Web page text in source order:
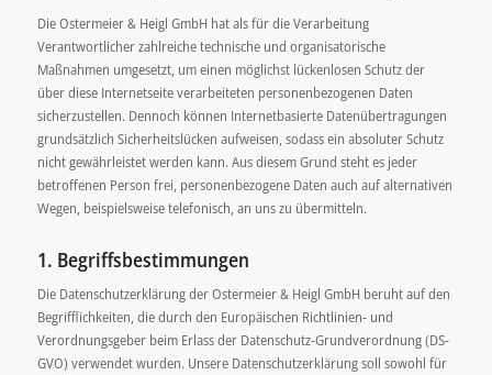
Die Ostermeier & Heigl GmbH hat als für die Verarbeitung
Verantwortlicher zahlreiche technische und organisatorische
Maßnahmen umgesetzt, um einen möglichst lückenlosen Schutz der
über diese Internetseite verarbeiteten personenbezogenen Daten
sicherzustellen. Dennoch können Internetbasierte Datenübertragungen
grundsätzlich Sicherheitslücken aufweisen, sodass ein absoluter Schutz
nicht gewährleistet werden kann. Aus diesem Grund steht es jeder
betroffenen Person frei, personenbezogene Daten auch auf alternativen
Wegen, beispielsweise telefonisch, an uns zu übermitteln.
1. Begriffsbestimmungen
Die Datenschutzerklärung der Ostermeier & Heigl GmbH beruht auf den
Begrifflichkeiten, die durch den Europäischen Richtlinien- und
Verordnungsgeber beim Erlass der Datenschutz-Grundverordnung (DS-
GVO) verwendet wurden. Unsere Datenschutzerklärung soll sowohl für